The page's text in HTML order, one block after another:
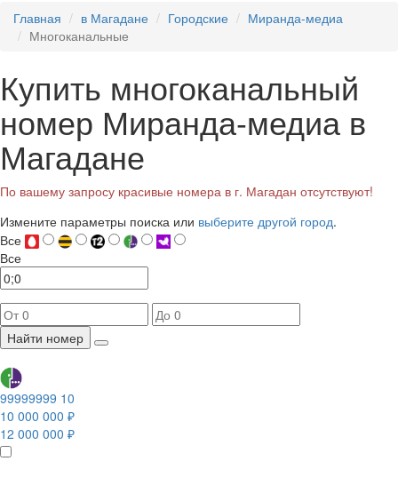
Главная в Магадане Городские
Миранда-медиа
Многоканальные
Купить многоканальный
номер Миранда-медиа в
Магадане
По вашему запросу красивые номера в г. Магадан отсутствуют!
Измените параметры поиска или выберите другой город.
Все
Все
Найти номер
99999999 10
10 000 000 ₽
12 000 000 ₽